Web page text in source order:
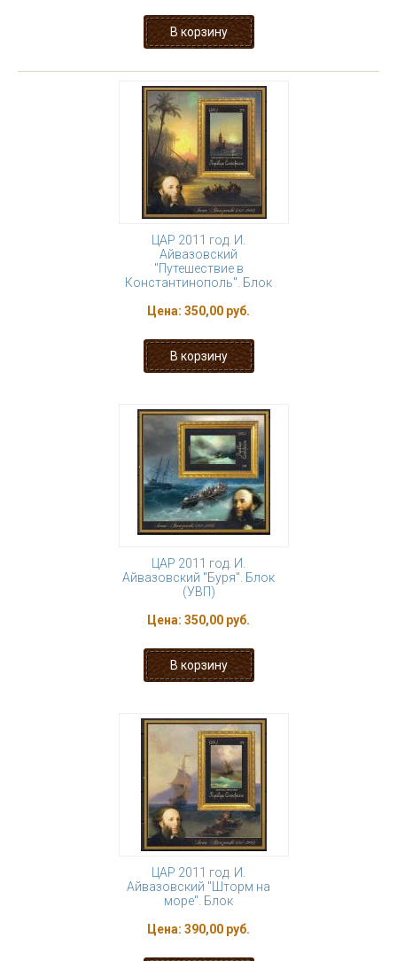
ЦАР 2011 год. И.
Айвазовский
"Путешествие в
Константинополь". Блок
Цена: 350,00 руб.
ЦАР 2011 год. И.
Айвазовский "Буря". Блок
(УВП)
Цена: 350,00 руб.
ЦАР 2011 год. И.
Айвазовский "Шторм на
море". Блок
Цена: 390,00 руб.